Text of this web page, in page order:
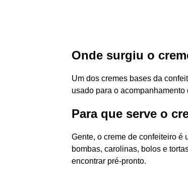
Onde surgiu o
Um dos cremes bases da
usado para o acompanhamento
Para que serve o
Gente, o creme de confeiteiro é
bombas, carolinas, bolos e
encontrar pré-pronto.